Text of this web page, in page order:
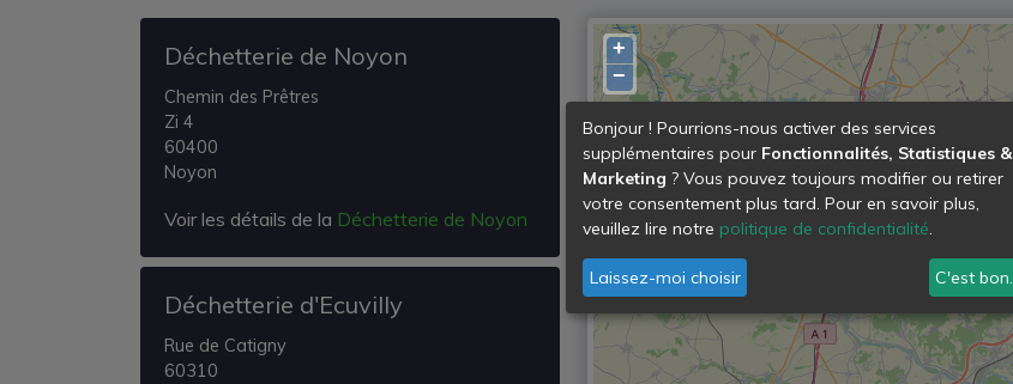
Déchetterie de Noyon
Chemin des Prêtres
Zi 4
60400
Noyon
Voir les détails de la Déchetterie de Noyon
Déchetterie d'Ecuvilly
Rue de Catigny
60310
+
−
Bonjour ! Pourrions-nous activer des services
supplémentaires pour Fonctionnalités, Statistiques &
Marketing ? Vous pouvez toujours modifier ou retirer
votre consentement plus tard. Pour en savoir plus,
veuillez lire notre politique de confidentialité.
Laissez-moi choisir C'est bon.